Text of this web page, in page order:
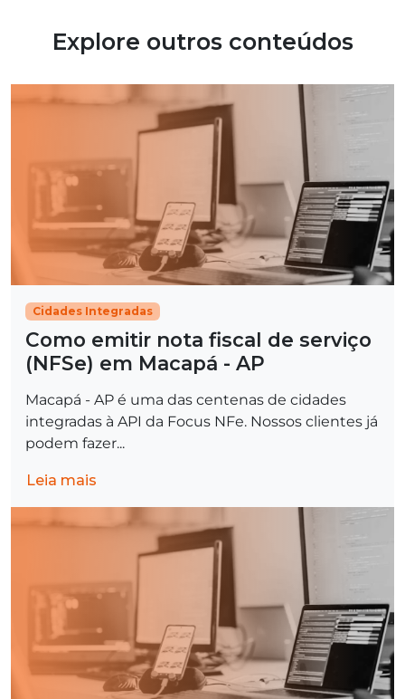
Explore outros conteúdos
Cidades Integradas
Como emitir nota fiscal de serviço
(NFSe) em Macapá - AP
Macapá - AP é uma das centenas de cidades
integradas à API da Focus NFe. Nossos clientes já
podem fazer...
Leia mais